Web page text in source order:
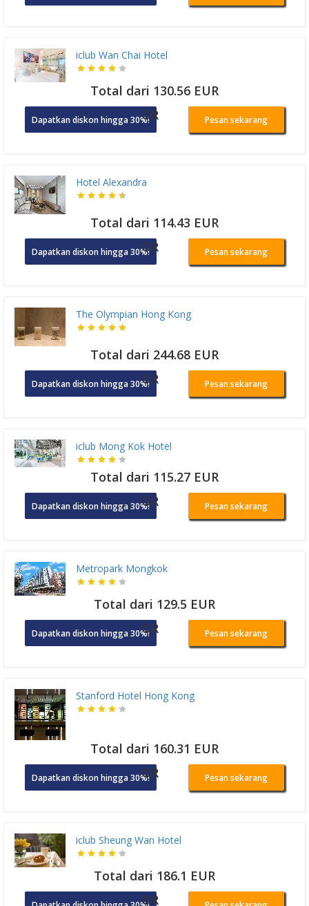
iclub Wan Chai Hotel
Total dari 130.56 EUR
Dapatkan diskon hingga 30%!OR Pesan sekarang
Hotel Alexandra
Total dari 114.43 EUR
Dapatkan diskon hingga 30%!OR Pesan sekarang
The Olympian Hong Kong
Total dari 244.68 EUR
Dapatkan diskon hingga 30%!OR Pesan sekarang
iclub Mong Kok Hotel
Total dari 115.27 EUR
Dapatkan diskon hingga 30%!OR Pesan sekarang
Metropark Mongkok
Total dari 129.5 EUR
Dapatkan diskon hingga 30%!OR Pesan sekarang
Stanford Hotel Hong Kong
Total dari 160.31 EUR
Dapatkan diskon hingga 30%!OR Pesan sekarang
iclub Sheung Wan Hotel
Total dari 186.1 EUR
OR